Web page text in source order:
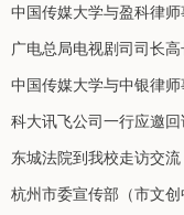
广电总局电视剧司司长
科大讯飞公司一行应邀
东城法院到我校走访交流